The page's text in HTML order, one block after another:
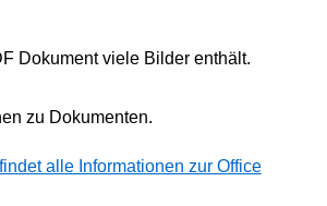
Dokument viele Bilder enthält.
zu Dokumenten.
alle Informationen zur Office